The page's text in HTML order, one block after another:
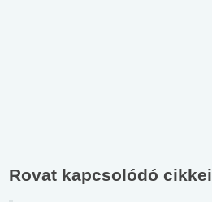
Rovat kapcsolódó cikkei